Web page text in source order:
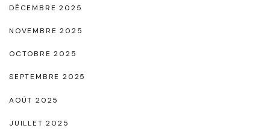
m
b
o
e
DÉCEMBRE 2025
NOVEMBRE 2025
OCTOBRE 2025
SEPTEMBRE 2025
AOÛT 2025
JUILLET 2025